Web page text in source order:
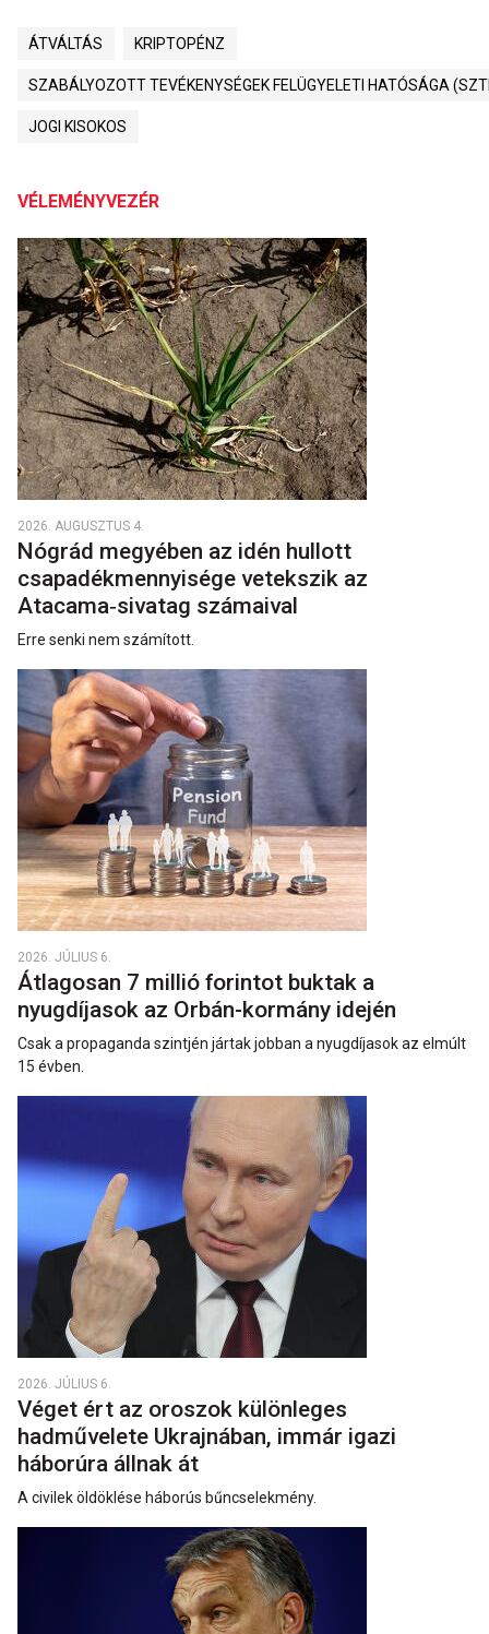
ÁTVÁLTÁS KRIPTOPÉNZ
SZABÁLYOZOTT TEVÉKENYSÉGEK FELÜGYELETI HATÓSÁGA
JOGI KISOKOS
VÉLEMÉNYVEZÉR
2026. AUGUSZTUS 4.
Nógrád megyében az idén hullott
csapadékmennyisége vetekszik az
Atacama‑sivatag számaival
Erre senki nem számított.
2026. JÚLIUS 6.
Átlagosan 7 millió forintot buktak a
nyugdíjasok az Orbán-kormány idején
Csak a propaganda szintjén jártak jobban a nyugdíjasok az elmúlt
15 évben.
2026. JÚLIUS 6.
Véget ért az oroszok különleges
hadművelete Ukrajnában, immár igazi
háborúra állnak át
A civilek öldöklése háborús bűncselekmény.